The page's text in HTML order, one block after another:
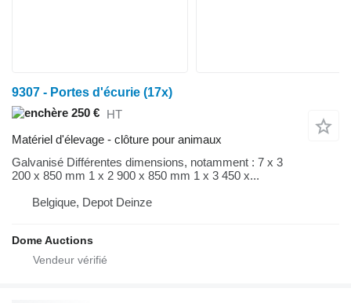
9307 - Portes d'écurie (17x)
250 € HT
Matériel d'élevage - clôture pour animaux
Galvanisé Différentes dimensions, notamment : 7 x 3
200 x 850 mm 1 x 2 900 x 850 mm 1 x 3 450 x...
Belgique, Depot Deinze
Dome Auctions